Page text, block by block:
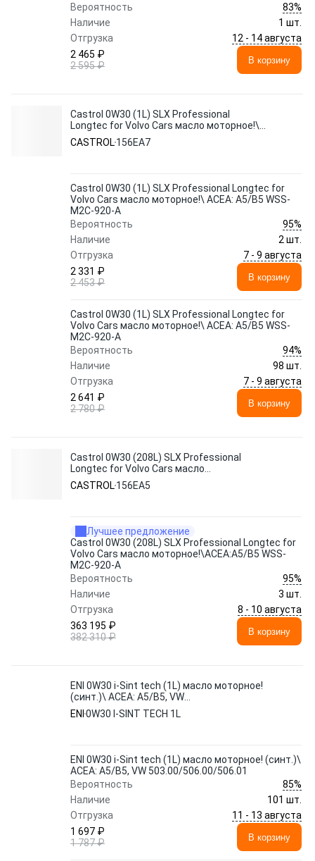
Вероятность
83%
Наличие
1 шт.
Отгрузка
12 - 14 августа
2 465 ₽
2 595 ₽
В корзину
Castrol 0W30 (1L) SLX Professional
Longtec for Volvo Cars масло моторное!\
ACEA: A5/B5 WSS-M2C-920-A
CASTROL156EA7
Castrol 0W30 (1L) SLX Professional Longtec for
Volvo Cars масло моторное!\ ACEA: A5/B5 WSS-
M2C-920-A
Вероятность
95%
Наличие
2 шт.
Отгрузка
7 - 9 августа
2 331 ₽
2 453 ₽
В корзину
Castrol 0W30 (1L) SLX Professional Longtec for
Volvo Cars масло моторное!\ ACEA: A5/B5 WSS-
M2C-920-A
Вероятность
94%
Наличие
98 шт.
Отгрузка
7 - 9 августа
2 641 ₽
2 780 ₽
В корзину
Castrol 0W30 (208L) SLX Professional
Longtec for Volvo Cars масло
моторное!\ACEA:A5/B5 WSS-M2C-920-A
CASTROL156EA5
Лучшее предложение
Castrol 0W30 (208L) SLX Professional Longtec for
Volvo Cars масло моторное!\ACEA:A5/B5 WSS-
M2C-920-A
Вероятность
95%
Наличие
3 шт.
Отгрузка
8 - 10 августа
363 195 ₽
382 310 ₽
В корзину
ENI 0W30 i-Sint tech (1L) масло моторное!
(синт.)\ ACEA: A5/B5, VW
503.00/506.00/506.01
ENI 0W30 I-SINT TECH 1L
ENI 0W30 i-Sint tech (1L) масло моторное! (синт.)\
ACEA: A5/B5, VW 503.00/506.00/506.01
Вероятность
85%
Наличие
101 шт.
Отгрузка
11 - 13 августа
1 697 ₽
1 787 ₽
В корзину